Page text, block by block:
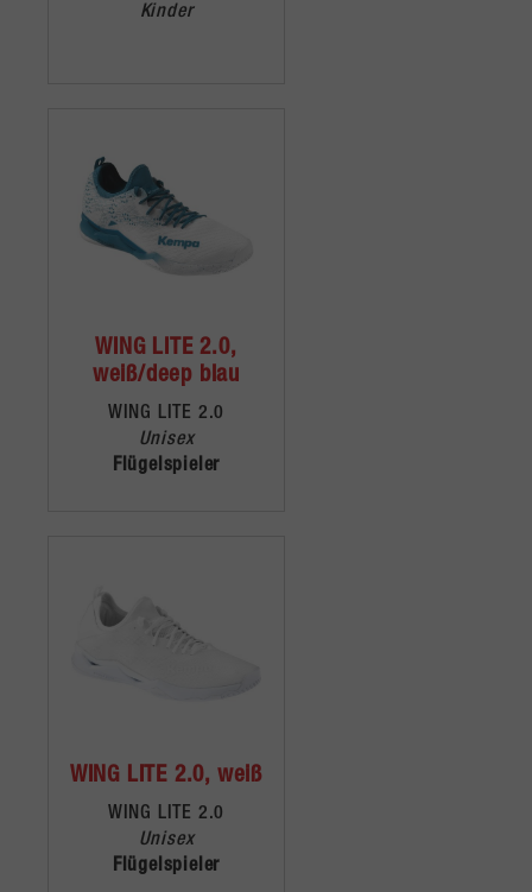
Kinder
WING LITE 2.0,
weiß/deep blau
WING LITE 2.0
Unisex
Flügelspieler
WING LITE 2.0, weiß
WING LITE 2.0
Unisex
Flügelspieler